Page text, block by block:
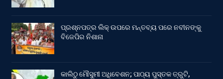
ପ୍ରଶ୍ନପତ୍ର ଲିକ୍ ଉପରେ ମନ୍ତବ୍ୟ ପରେ ନବୀନଙ୍କୁ
ବିଜେପିର ନିଶାନା
କାଲିଠୁ ମୌସୁମୀ ଅଧିବେଶନ; ପାଠ୍ୟ ପୁସ୍ତକ ତ୍ରୁଟି,